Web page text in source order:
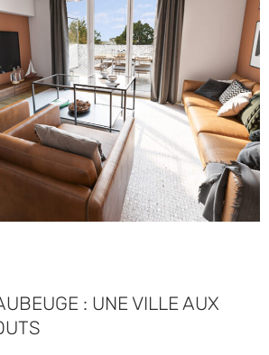
: UNE VILLE AUX